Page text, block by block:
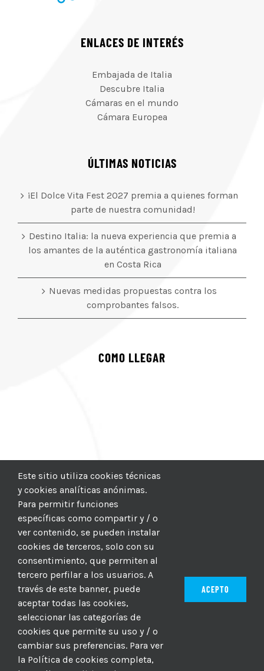
ENLACES DE INTERÉS
Embajada de Italia
Descubre Italia
Cámaras en el mundo
Cámara Europea
ÚLTIMAS NOTICIAS
¡El Dolce Vita Fest 2027 premia a quienes forman
parte de nuestra comunidad!
Destino Italia: la nueva experiencia que premia a
los amantes de la auténtica gastronomía italiana
en Costa Rica
Nuevas medidas propuestas contra los
comprobantes falsos.
COMO LLEGAR
© 2012–2025 |CICIC| Hosting: Hosting Para PYMES
MBAGIO.COM
| Todos los derechos reservados
Este sitio utiliza cookies técnicas
y cookies analíticas anónimas.
Para permitir funciones
específicas como compartir y / o
ver contenido, se pueden instalar
cookies de terceros, solo con su
consentimiento, que permiten al
tercero perfilar a los usuarios. A
través de este banner, puede
aceptar todas las cookies,
seleccionar las categorías de
cookies que permite su uso y / o
cambiar sus preferencias. Para ver
la Política de cookies completa,
ACEPTO